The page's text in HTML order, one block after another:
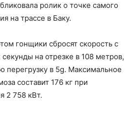
ролик о точке самого
на трассе в Баку.
гонщики сбросят скорость с
на отрезке в 108 метров,
перегрузку в 5g. Максимальное
составит 176 кг при
2 758 кВт.